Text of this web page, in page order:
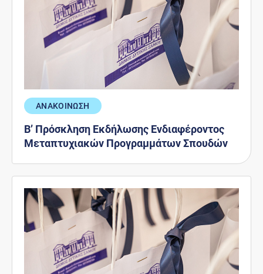
ΑΝΑΚΟΙΝΩΣΗ
Β’ Πρόσκληση Εκδήλωσης Ενδιαφέροντος
Μεταπτυχιακών Προγραμμάτων Σπουδών